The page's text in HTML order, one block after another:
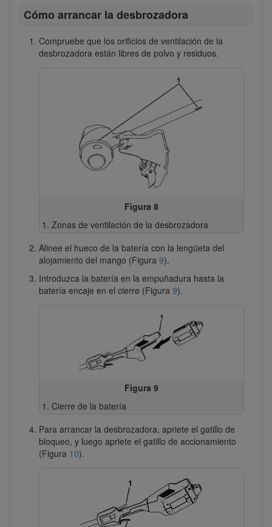
Cómo arrancar la desbrozadora
Compruebe que los orificios de ventilación de la
desbrozadora están libres de polvo y residuos.
Figura 8
Zonas de ventilación de la desbrozadora
Alinee el hueco de la batería con la lengüeta del
alojamiento del mango (Figura 9).
Introduzca la batería en la empuñadura hasta la
batería encaje en el cierre (Figura 9).
Figura 9
Cierre de la batería
Para arrancar la desbrozadora, apriete el gatillo de
bloqueo, y luego apriete el gatillo de accionamiento
(Figura 10).